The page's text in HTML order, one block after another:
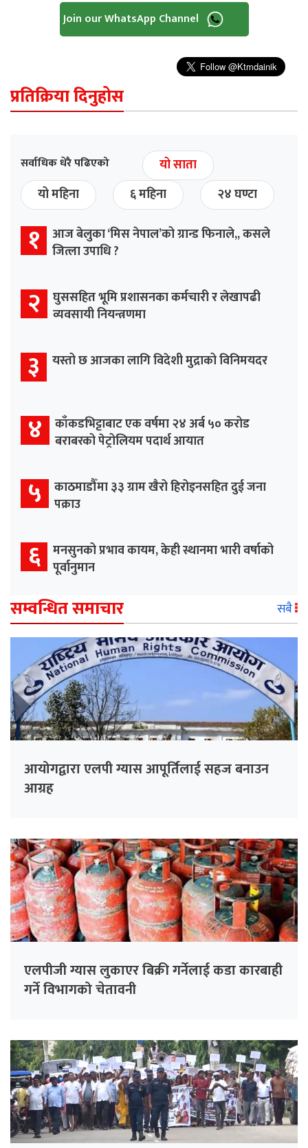
Join our WhatsApp Channel
प्रतिक्रिया दिनुहोस
सर्वाधिक धेरै पढिएको
यो साता
यो महिना
६ महिना २४ घण्टा
१ आज बेलुका ‘मिस नेपाल’को ग्रान्ड फिनाले,, कसले
जित्ला उपाधि ?
२ घुससहित भूमि प्रशासनका कर्मचारी र लेखापढी
व्यवसायी नियन्त्रणमा
३ यस्तो छ आजका लागि विदेशी मुद्राको विनिमयदर
४ काँकडभिट्टाबाट एक वर्षमा २४ अर्ब ५० करोड
बराबरको पेट्रोलियम पदार्थ आयात
५ काठमाडौँमा ३३ ग्राम खैरो हिरोइनसहित दुई जना
पक्राउ
६ मनसुनको प्रभाव कायम, केही स्थानमा भारी वर्षाको
पूर्वानुमान
सम्वन्धित समाचार सबै
आयोगद्वारा एलपी ग्यास आपूर्तिलाई सहज बनाउन
आग्रह
एलपीजी ग्यास लुकाएर बिक्री गर्नेलाई कडा कारबाही
गर्ने विभागको चेतावनी